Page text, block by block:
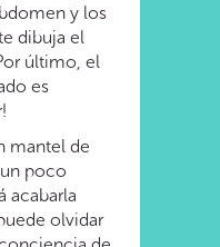
y los
dibuja el
último, el
es
mantel de
poco
acabarla
olvidar